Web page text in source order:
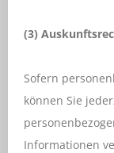
(3)
Sofern
können Sie
Informationen